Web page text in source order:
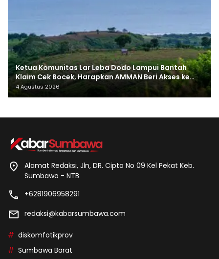
Ketua Komunitas Lar Leba Dodo Lampui Bantah
Klaim Cek Bocek, Harapkan AMMAN Beri Akses ke
Makam Leluhur
4 Agustus 2026
Alamat Redaksi, Jln, DR. Cipto No 09 Kel Pekat Keb.
Sumbawa - NTB
+6281906958291
redaksi@kabarsumbawa.com
diskomfotikprov
Sumbawa Barat